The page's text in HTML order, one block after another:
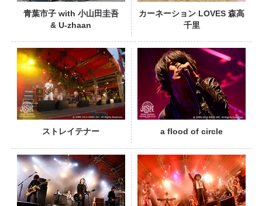
青葉市子 with 小山田圭吾
& U-zhaan
カーネーション LOVES 森高
千里
ストレイテナー a flood of circle
PHOTO
PHOTO